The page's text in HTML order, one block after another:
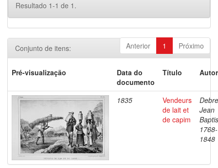
Resultado 1-1 de 1.
Anterior 1 Próximo
Conjunto de itens:
Pré-visualização
Data do
documento
Título
1835
Vendeurs
de lait et
de capim
Jean
1768-
1848